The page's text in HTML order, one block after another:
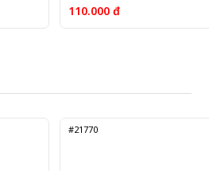
110.000 đ
#21770